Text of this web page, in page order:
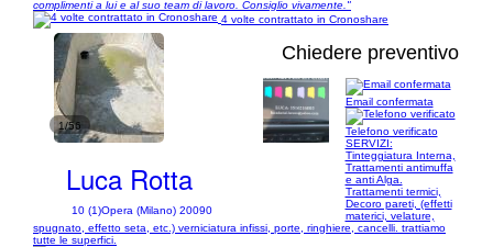
complimenti a lui e al suo team di lavoro. Consiglio vivamente."
4 volte contrattato in Cronoshare
1/56
Chiedere preventivo
Luca Rotta
10 (1)Opera (Milano) 20090
Email confermata
Telefono verificato
SERVIZI:
Tinteggiatura Interna,
Trattamenti antimuffa
e anti Alga.
Trattamenti termici,
Decoro pareti, (effetti
materici, velature,
spugnato, effetto seta, etc.) verniciatura infissi, porte, ringhiere, cancelli. trattiamo
tutte le superfici.